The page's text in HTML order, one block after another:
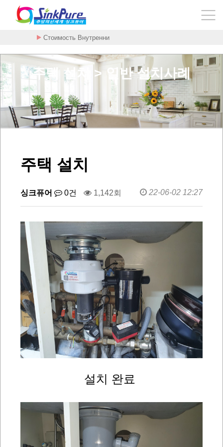
암을 굶기는 대사치료 구충제 - 메벤다졸 - …
주택 설치 > 일반 설치사례
주택 설치
싱크퓨어 0건 1,142회 22-06-02 12:27
설치 완료